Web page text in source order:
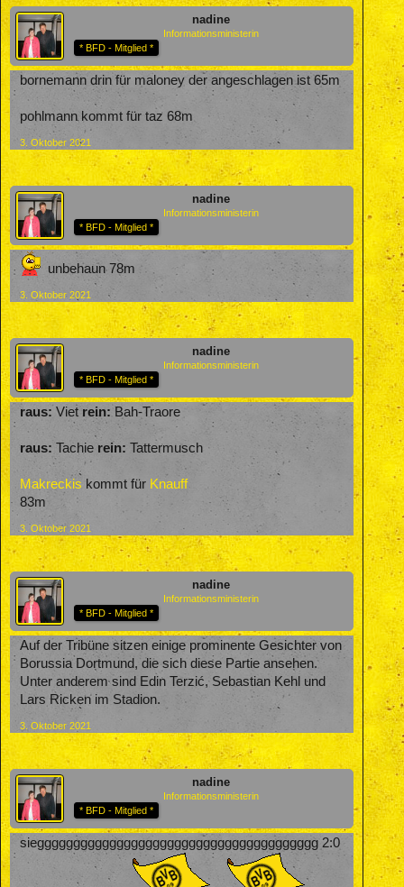
nadine
Informationsministerin
* BFD - Mitglied *
bornemann drin für maloney der angeschlagen ist 65m
pohlmann kommt für taz 68m
3. Oktober 2021
nadine
Informationsministerin
* BFD - Mitglied *
unbehaun 78m
3. Oktober 2021
nadine
Informationsministerin
* BFD - Mitglied *
raus: Viet rein: Bah-Traore
raus: Tachie rein: Tattermusch
Makreckis kommt für Knauff
83m
3. Oktober 2021
nadine
Informationsministerin
* BFD - Mitglied *
Auf der Tribüne sitzen einige prominente Gesichter von
Borussia Dortmund, die sich diese Partie ansehen.
Unter anderem sind Edin Terzić, Sebastian Kehl und
Lars Ricken im Stadion.
3. Oktober 2021
nadine
Informationsministerin
* BFD - Mitglied *
sieggggggggggggggggggggggggggggggggggggggg 2:0